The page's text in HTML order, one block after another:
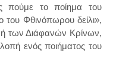
πούμε το ποίημα του
Φθινόπωρου δείλι»,
των Διάφανών Κρίνων,
ενός ποιήματος του